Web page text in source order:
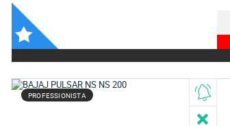
PROFESSIONISTA